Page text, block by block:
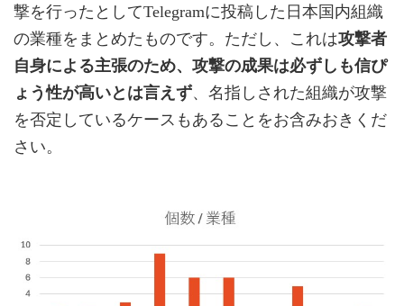
撃を行ったとしてTelegramに投稿した日本国内組織
の業種をまとめたものです。ただし、これは攻撃者
自身による主張のため、攻撃の成果は必ずしも信ぴ
ょう性が高いとは言えず、名指しされた組織が攻撃
を否定しているケースもあることをお含みおきくだ
さい。